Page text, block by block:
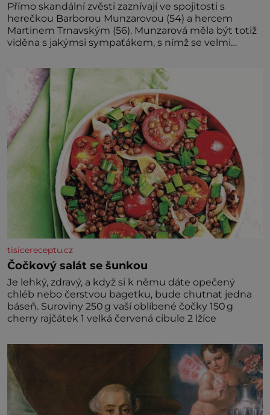
Přímo skandální zvěsti zaznívají ve spojitosti s
herečkou Barborou Munzarovou (54) a hercem
Martinem Trnavským (56). Munzarová měla být totiž
viděna s jakýmsi sympaťákem, s nímž se velmi
tisicereceptu.cz
Čočkový salát se šunkou
Je lehký, zdravý, a když si k němu dáte opečený
chléb nebo čerstvou bagetku, bude chutnat jedna
báseň. Suroviny 250 g vaší oblíbené čočky 150 g
cherry rajčátek 1 velká červená cibule 2 lžíce